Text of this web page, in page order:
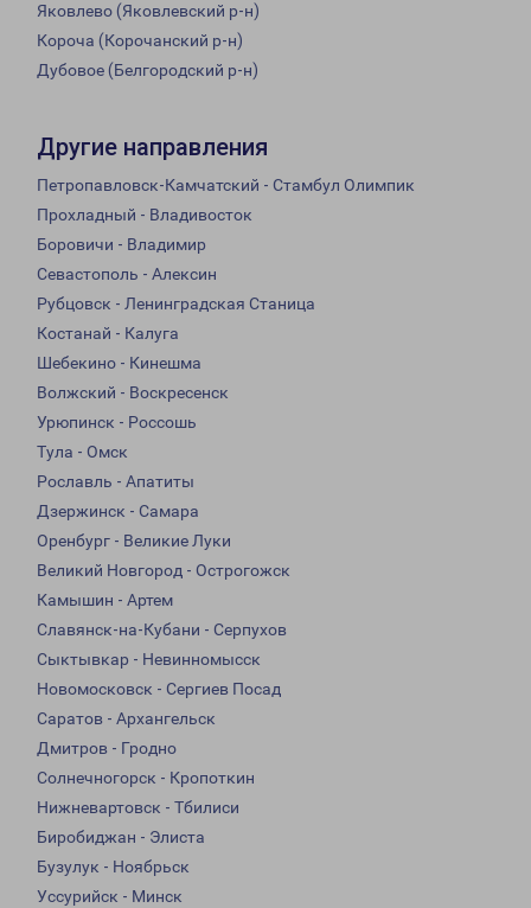
Яковлево (Яковлевский р-н)
Короча (Корочанский р-н)
Дубовое (Белгородский р-н)
Другие направления
Петропавловск-Камчатский - Стамбул Олимпик
Прохладный - Владивосток
Боровичи - Владимир
Севастополь - Алексин
Рубцовск - Ленинградская Станица
Костанай - Калуга
Шебекино - Кинешма
Волжский - Воскресенск
Урюпинск - Россошь
Тула - Омск
Рославль - Апатиты
Дзержинск - Самара
Оренбург - Великие Луки
Великий Новгород - Острогожск
Камышин - Артем
Славянск-на-Кубани - Серпухов
Сыктывкар - Невинномысск
Новомосковск - Сергиев Посад
Саратов - Архангельск
Дмитров - Гродно
Солнечногорск - Кропоткин
Нижневартовск - Тбилиси
Биробиджан - Элиста
Бузулук - Ноябрьск
Уссурийск - Минск